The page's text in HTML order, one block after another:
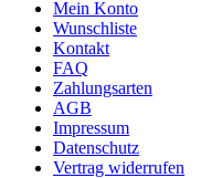
Mein Konto
Wunschliste
Kontakt
FAQ
Zahlungsarten
AGB
Impressum
Datenschutz
Vertrag widerrufen